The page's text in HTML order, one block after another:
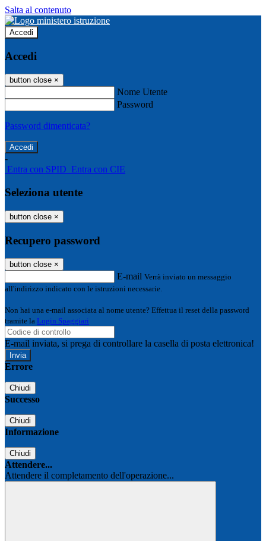
Salta al contenuto
Accedi
Accedi
button close ×
Nome Utente
Password
Password dimenticata?
-
Entra con SPID Entra con CIE
Seleziona utente
button close ×
Recupero password
button close ×
E-mail Verrà inviato un messaggio
all'indirizzo indicato con le istruzioni necessarie.
Non hai una e-mail associata al nome utente? Effettua il reset della password
tramite la Login Spaggiari
E-mail inviata, si prega di controllare la casella di posta elettronica!
Errore
Chiudi
Successo
Chiudi
Informazione
Chiudi
Attendere...
Attendere il completamento dell'operazione...